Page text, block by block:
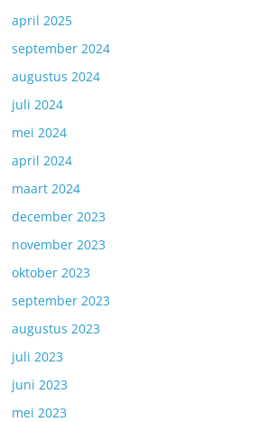
april 2025
september 2024
augustus 2024
juli 2024
mei 2024
april 2024
maart 2024
december 2023
november 2023
oktober 2023
september 2023
augustus 2023
juli 2023
juni 2023
mei 2023